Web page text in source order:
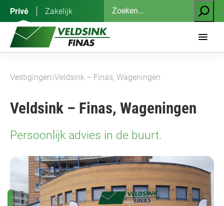
inhoud
Privé Zakelijk
Zoeken
Vestigingen Veldsink – Finas, Wageningen
Veldsink – Finas, Wageningen
Persoonlijk advies in de buurt.